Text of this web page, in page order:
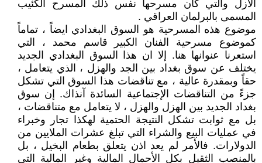
الأزل والتي كان مسرحها نفس ذلك المسرح الكئيب
المسمى بالبرلمان العراقي .
موضوع هذه المسرحية هو السوق البغدادي ايضاً ، تماماً
كموضوع مسرحية الفنان الكبير قاسم محمد ، التي
استعرنا عنوانها هنا. إلا ان هذا السوق البغدادي الجديد
يختلف عن سوق بغداد بين الجد والهزل ، الذي يتعامل ،
حقاً وبمقدرة عالية ، مع تناقضات هذا السوق التي تشكل
جزءً من التناقضات الإجتماعية السائدة آنذاك. إن سوق
بغداد الجديد بين الهزل والهزل ، لا يتعامل مع متناقضات ،
بل مع ثوابت تشكل النتيجة الحتمية لهكذا تجار وخبراء
في عمليات البيع والشراء التي تبلغ عشرات الملايين من
الدولارات. فالأمر لم يعد اذن يتعلق بطعام البخيل ، بل
بالمنصب الثقيل بكل الأحمال المالية وغير المالية التي